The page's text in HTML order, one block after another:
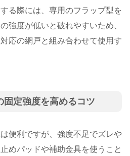
る際には、専用のフラップ型を
強度が低いと破れやすいため、
応の網戸と組み合わせて使用す
固定強度を高めるコツ
便利ですが、強度不足でズレや
めパッドや補助金具を使うこと